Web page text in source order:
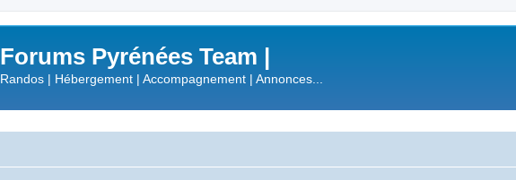
Forums Pyrénées Team |
Randos | Hébergement | Accompagnement | Annonces...